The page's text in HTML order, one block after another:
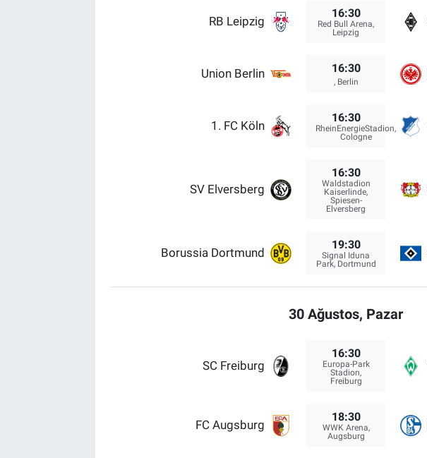
RB Leipzig
16:30
Red Bull Arena,
Leipzig
Union Berlin 16:30
, Berlin
1. FC Köln
16:30
RheinEnergieStadion,
Cologne
SV Elversberg
16:30
Waldstadion
Kaiserlinde,
Spiesen-
Elversberg
Borussia Dortmund
19:30
Signal Iduna
Park, Dortmund
30 Ağustos, Pazar
SC Freiburg
16:30
Europa-Park
Stadion,
Freiburg
FC Augsburg
18:30
WWK Arena,
Augsburg